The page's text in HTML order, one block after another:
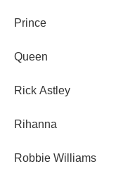
Prince
Queen
Rick Astley
Rihanna
Robbie Williams